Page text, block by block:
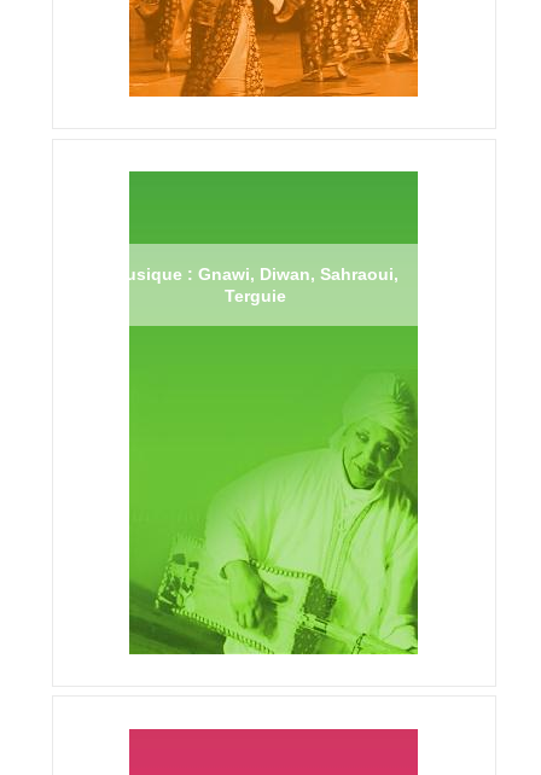
Musique : Gnawi, Diwan, Sahraoui,
Terguie